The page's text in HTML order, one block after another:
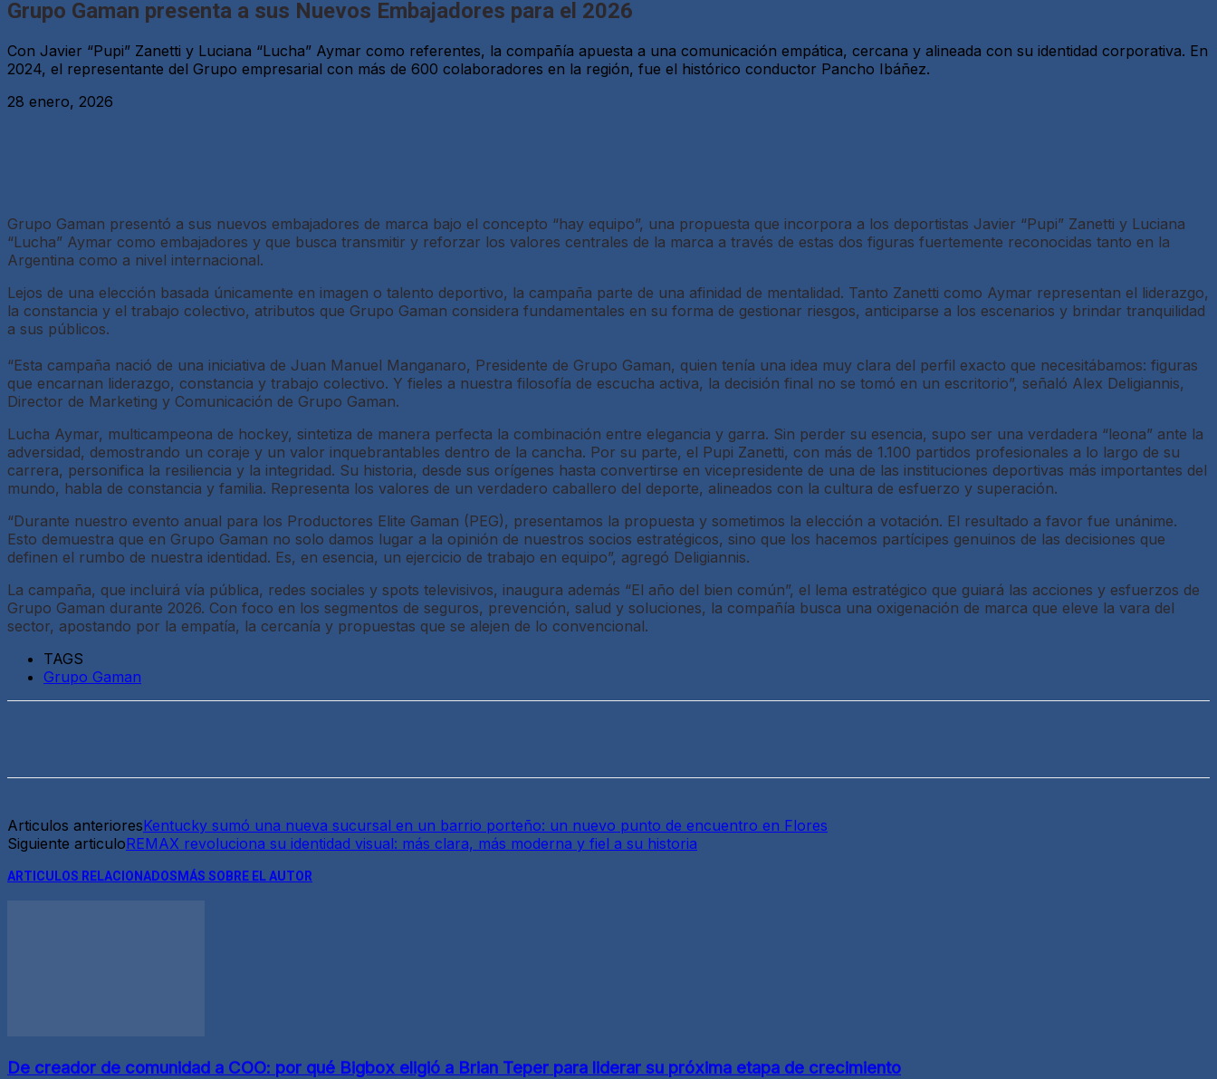
Grupo Gaman presenta a sus Nuevos Embajadores para el 2026
Con Javier “Pupi” Zanetti y Luciana “Lucha” Aymar como referentes, la compañía apuesta a una comunicación empática, cercana y alineada con su identidad corporativa. En
2024, el representante del Grupo empresarial con más de 600 colaboradores en la región, fue el histórico conductor Pancho Ibáñez.
28 enero, 2026
Grupo Gaman presentó a sus nuevos embajadores de marca bajo el concepto “hay equipo”, una propuesta que incorpora a los deportistas Javier “Pupi” Zanetti y Luciana
“Lucha” Aymar como embajadores y que busca transmitir y reforzar los valores centrales de la marca a través de estas dos figuras fuertemente reconocidas tanto en la
Argentina como a nivel internacional.
Lejos de una elección basada únicamente en imagen o talento deportivo, la campaña parte de una afinidad de mentalidad. Tanto Zanetti como Aymar representan el liderazgo,
la constancia y el trabajo colectivo, atributos que Grupo Gaman considera fundamentales en su forma de gestionar riesgos, anticiparse a los escenarios y brindar tranquilidad
a sus públicos.
“Esta campaña nació de una iniciativa de Juan Manuel Manganaro, Presidente de Grupo Gaman, quien tenía una idea muy clara del perfil exacto que necesitábamos: figuras
que encarnan liderazgo, constancia y trabajo colectivo. Y fieles a nuestra filosofía de escucha activa, la decisión final no se tomó en un escritorio”, señaló Alex Deligiannis,
Director de Marketing y Comunicación de Grupo Gaman.
Lucha Aymar, multicampeona de hockey, sintetiza de manera perfecta la combinación entre elegancia y garra. Sin perder su esencia, supo ser una verdadera “leona” ante la
adversidad, demostrando un coraje y un valor inquebrantables dentro de la cancha. Por su parte, el Pupi Zanetti, con más de 1.100 partidos profesionales a lo largo de su
carrera, personifica la resiliencia y la integridad. Su historia, desde sus orígenes hasta convertirse en vicepresidente de una de las instituciones deportivas más importantes del
mundo, habla de constancia y familia. Representa los valores de un verdadero caballero del deporte, alineados con la cultura de esfuerzo y superación.
“Durante nuestro evento anual para los Productores Elite Gaman (PEG), presentamos la propuesta y sometimos la elección a votación. El resultado a favor fue unánime.
Esto demuestra que en Grupo Gaman no solo damos lugar a la opinión de nuestros socios estratégicos, sino que los hacemos partícipes genuinos de las decisiones que
definen el rumbo de nuestra identidad. Es, en esencia, un ejercicio de trabajo en equipo”, agregó Deligiannis.
La campaña, que incluirá vía pública, redes sociales y spots televisivos, inaugura además “El año del bien común”, el lema estratégico que guiará las acciones y esfuerzos de
Grupo Gaman durante 2026. Con foco en los segmentos de seguros, prevención, salud y soluciones, la compañía busca una oxigenación de marca que eleve la vara del
sector, apostando por la empatía, la cercanía y propuestas que se alejen de lo convencional.
TAGS
Grupo Gaman
Articulos anterioresKentucky sumó una nueva sucursal en un barrio porteño: un nuevo punto de encuentro en Flores
Siguiente articuloREMAX revoluciona su identidad visual: más clara, más moderna y fiel a su historia
ARTICULOS RELACIONADOS MÁS SOBRE EL AUTOR
De creador de comunidad a COO: por qué Bigbox eligió a Brian Teper para liderar su próxima etapa de crecimiento